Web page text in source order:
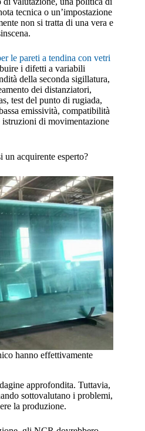
tecnica o un’impostazione
non si tratta di una vera e
le pareti a tendina con vetri
i difetti a variabili
della seconda sigillatura,
dei distanziatori,
test del punto di rugiada,
emissività, compatibilità
di movimentazione
un acquirente esperto?
hanno effettivamente
approfondita. Tuttavia,
sottovalutano i problemi,
la produzione.